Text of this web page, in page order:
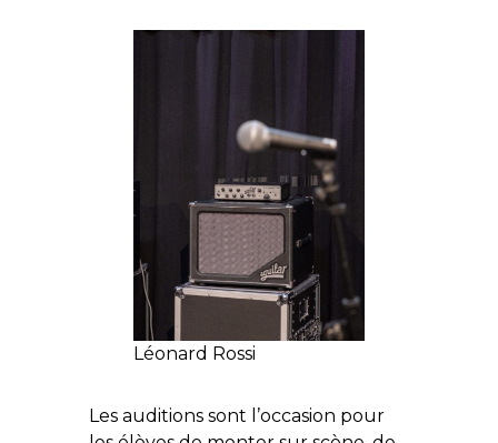
Léonard Rossi
Les auditions sont l’occasion pour